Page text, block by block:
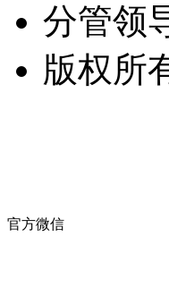
分管领
版权所
官方微信